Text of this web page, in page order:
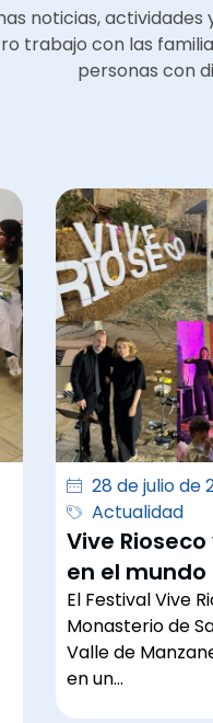
noticias, actividades
trabajo con las
personas con
28 de julio de
Actualidad
Vive
en el mundo
El Festival Vive
Monasterio de
Valle de
en un…